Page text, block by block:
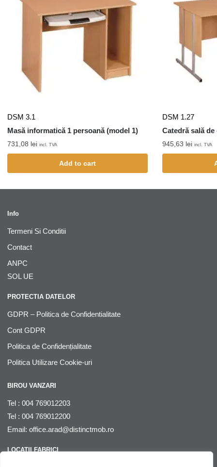
DSM 3.1
Masă informatică 1 persoană (model 1)
731,08 lei incl. TVA
Add to cart
DSM 1.27
Catedră sală
945,63 lei incl. TVA
Info
Termeni Si Conditii
Contact
ANPC
SOL UE
PROTECTIA DATELOR
GDPR – Politica de Confidentialitate
Cont GDPR
Politica de Confidențialitate
Politica Utilizare Cookie-uri
BIROU VANZARI
Tel : 004 769012203
Tel : 004 769012200
Email: office.arad@distinctmob.ro
LOCATII FABRICI